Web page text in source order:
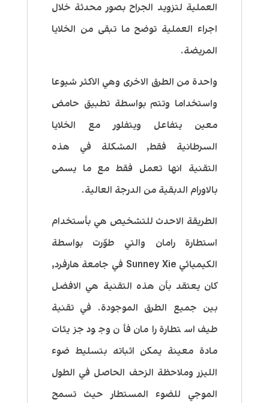
العملية لتزويد الجراح بصور محدثة خلال
اجراء العملية توضح ما تبقى من الخلايا
المريضة.
واحدة من الطرق الاخرى وهي الاكثر شيوعا
واستخداما وتتم بواسطة تطبيق حامض
معين يتفاعل ويتفلور مع الخلايا
السرطانية فقط, المشكلة في هذه
التقنية انها تعمل فقط مع ما يسمى
بالاورام الدبقية من الدرجة العالية.
الطريقة الاحدث للتشخيص هي بأستخدام
استطارة رامان والتي طوّرت بواسطة
الكيميائي Sunney Xie في جامعة هارفرد,
كان يعتقد بأن هذه التقنية هي الافضل
بين جميع الطرق الموجودة. في تقنية
طيف استطارة رامان فأن وجود جزيئات
مادة معينة يمكن اثباته بتسليط ضوء
الليزر وملاحظة الزحف الحاصل في الطول
الموجي للضوء المستطار حيث تسمح